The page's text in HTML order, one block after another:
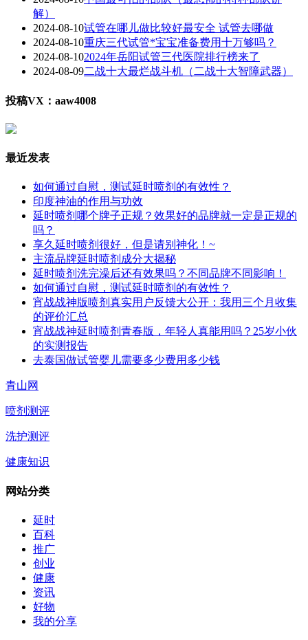
解）
2024-08-10试管在哪儿做比较好最安全 试管去哪做
2024-08-10重庆三代试管*宝宝准备费用十万够吗？
2024-08-102024年岳阳试管三代医院排行榜来了
2024-08-09二战十大最烂战斗机（二战十大智障武器）
投稿VX：aaw4008
最近发表
如何通过自慰，测试延时喷剂的有效性？
印度神油的作用与功效
延时喷剂哪个牌子正规？效果好的品牌就一定是正规的
吗？
享久延时喷剂很好，但是请别神化！~
主流品牌延时喷剂成分大揭秘
延时喷剂洗完澡后还有效果吗？不同品牌不同影响！
如何通过自慰，测试延时喷剂的有效性？
宵战战神版喷剂真实用户反馈大公开：我用三个月收集
的评价汇总
宵战战神延时喷剂青春版，年轻人真能用吗？25岁小伙
的实测报告
去泰国做试管婴儿需要多少费用多少钱
青山网
喷剂测评
洗护测评
健康知识
网站分类
延时
百科
推广
创业
健康
资讯
好物
我的分享